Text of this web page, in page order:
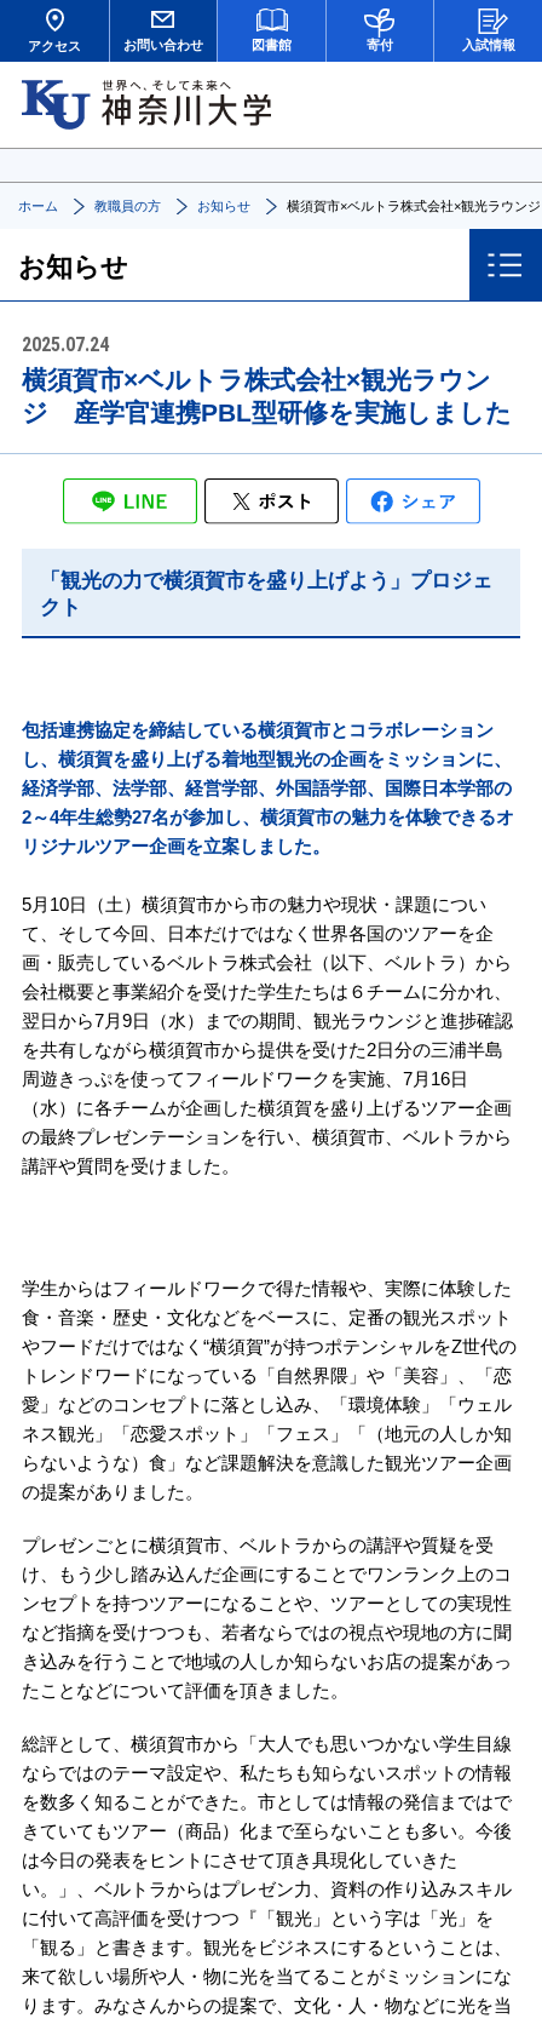
アクセス お問い合わせ 図書館 寄付 入試情報
ホーム 教職員の方 お知らせ 横須賀市×ベルトラ株式会社×観光ラウン
お知らせ
2025.07.24
横須賀市×ベルトラ株式会社×観光ラウン
ジ 産学官連携PBL型研修を実施しました
「観光の力で横須賀市を盛り上げよう」プロジェ
クト
包括連携協定を締結している横須賀市とコラボレーション
し、横須賀を盛り上げる着地型観光の企画をミッションに、
経済学部、法学部、経営学部、外国語学部、国際日本学部の
2～4年生総勢27名が参加し、横須賀市の魅力を体験できるオ
リジナルツアー企画を立案しました。
5月10日（土）横須賀市から市の魅力や現状・課題につい
て、そして今回、日本だけではなく世界各国のツアーを企
画・販売しているベルトラ株式会社（以下、ベルトラ）から
会社概要と事業紹介を受けた学生たちは６チームに分かれ、
翌日から7月9日（水）までの期間、観光ラウンジと進捗確認
を共有しながら横須賀市から提供を受けた2日分の三浦半島
周遊きっぷを使ってフィールドワークを実施、7月16日
（水）に各チームが企画した横須賀を盛り上げるツアー企画
の最終プレゼンテーションを行い、横須賀市、ベルトラから
講評や質問を受けました。
学生からはフィールドワークで得た情報や、実際に体験した
食・音楽・歴史・文化などをベースに、定番の観光スポット
やフードだけではなく“横須賀”が持つポテンシャルをZ世代の
トレンドワードになっている「自然界隈」や「美容」、「恋
愛」などのコンセプトに落とし込み、「環境体験」「ウェル
ネス観光」「恋愛スポット」「フェス」「（地元の人しか知
らないような）食」など課題解決を意識した観光ツアー企画
の提案がありました。
プレゼンごとに横須賀市、ベルトラからの講評や質疑を受
け、もう少し踏み込んだ企画にすることでワンランク上のコ
ンセプトを持つツアーになることや、ツアーとしての実現性
など指摘を受けつつも、若者ならではの視点や現地の方に聞
き込みを行うことで地域の人しか知らないお店の提案があっ
たことなどについて評価を頂きました。
総評として、横須賀市から「大人でも思いつかない学生目線
ならではのテーマ設定や、私たちも知らないスポットの情報
を数多く知ることができた。市としては情報の発信まではで
きていてもツアー（商品）化まで至らないことも多い。今後
は今日の発表をヒントにさせて頂き具現化していきた
い。」、ベルトラからはプレゼン力、資料の作り込みスキル
に付いて高評価を受けつつ『「観光」という字は「光」を
「観る」と書きます。観光をビジネスにするということは、
来て欲しい場所や人・物に光を当てることがミッションにな
ります。みなさんからの提案で、文化・人・物などに光を当